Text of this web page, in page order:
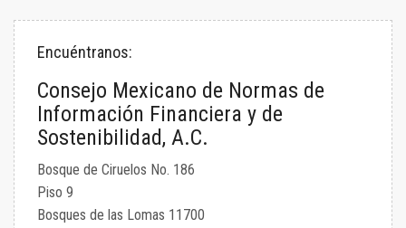
Encuéntranos:
Consejo Mexicano de Normas de
Información Financiera y de
Sostenibilidad, A.C.
Bosque de Ciruelos No. 186
Piso 9
Bosques de las Lomas 11700